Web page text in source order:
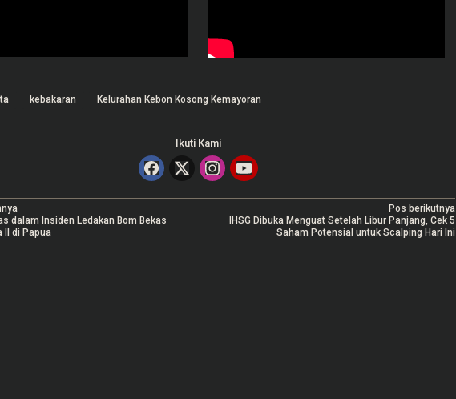
kebakaran Kelurahan Kebon Kosong Kemayoran
Ikuti Kami
dalam Insiden Ledakan Bom Bekas
II di Papua
Pos berikutnya
IHSG Dibuka Menguat Setelah Libur Panjang, Cek 5
Saham Potensial untuk Scalping Hari Ini